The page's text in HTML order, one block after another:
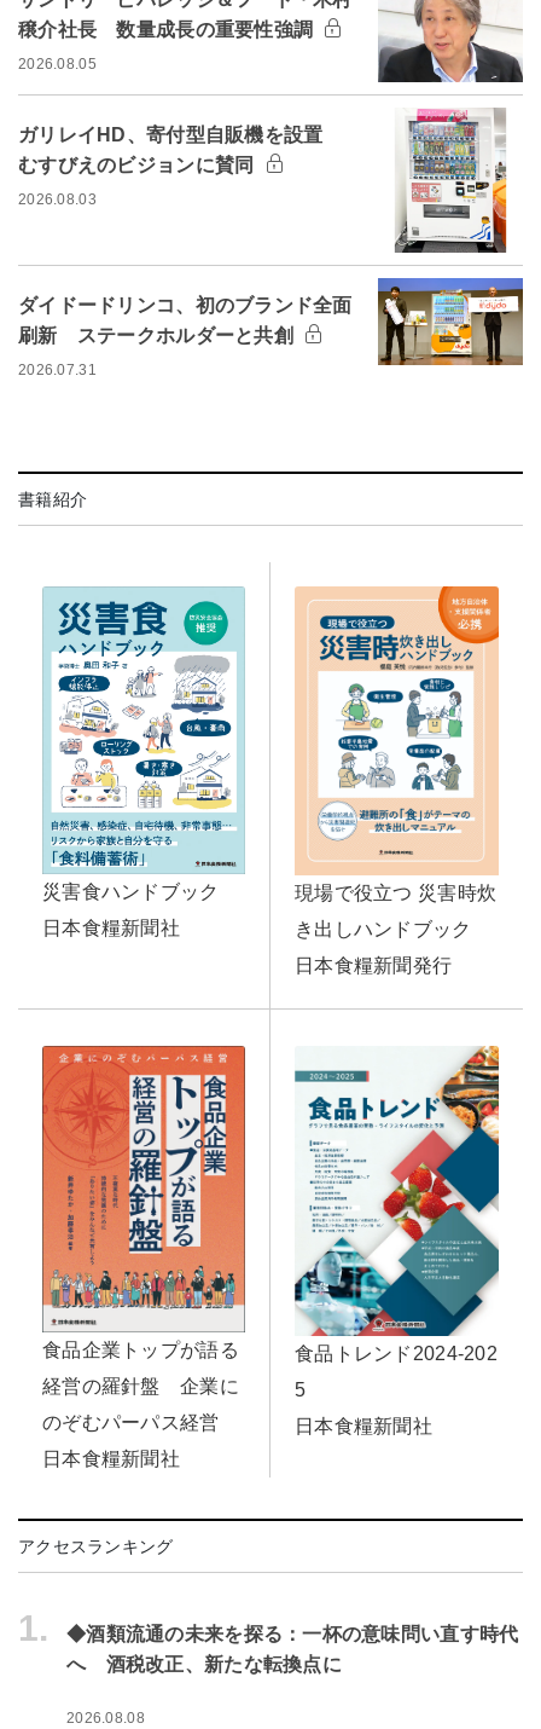
穣介社長 数量成長の重要性強調
2026.08.05
ガリレイHD、寄付型自販機を設置
むすびえのビジョンに賛同
2026.08.03
ダイドードリンコ、初のブランド全面
刷新 ステークホルダーと共創
2026.07.31
書籍紹介
災害食ハンドブック
日本食糧新聞社
現場で役立つ 災害時炊
き出しハンドブック
日本食糧新聞発行
食品企業トップが語る
経営の羅針盤 企業に
のぞむパーパス経営
日本食糧新聞社
食品トレンド2024-202
5
日本食糧新聞社
アクセスランキング
1.
◆酒類流通の未来を探る：一杯の意味問い直す時代
へ 酒税改正、新たな転換点に
2026.08.08